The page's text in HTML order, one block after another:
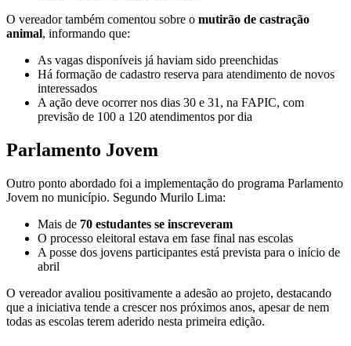
O vereador também comentou sobre o mutirão de castração
animal, informando que:
As vagas disponíveis já haviam sido preenchidas
Há formação de cadastro reserva para atendimento de novos
interessados
A ação deve ocorrer nos dias 30 e 31, na FAPIC, com
previsão de 100 a 120 atendimentos por dia
Parlamento Jovem
Outro ponto abordado foi a implementação do programa Parlamento
Jovem no município. Segundo Murilo Lima:
Mais de 70 estudantes se inscreveram
O processo eleitoral estava em fase final nas escolas
A posse dos jovens participantes está prevista para o início de
abril
O vereador avaliou positivamente a adesão ao projeto, destacando
que a iniciativa tende a crescer nos próximos anos, apesar de nem
todas as escolas terem aderido nesta primeira edição.